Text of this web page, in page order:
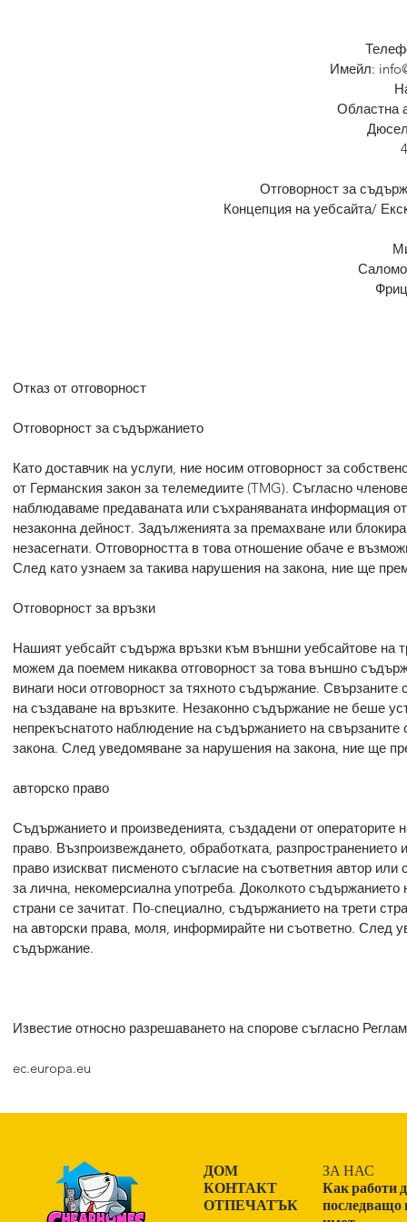
Имейл:
Областна
Отговорност за
Концепция на уебсайта/
Отказ от отговорност
Отговорност за съдържанието
Като доставчик на услуги, ние носим отговорност за
от Германския закон за телемедиите (TMG). Съгласно
наблюдаваме предаваната или съхраняваната информация
незаконна дейност. Задълженията за премахване или
незасегнати. Отговорността в това отношение обаче е
След като узнаем за такива нарушения на закона, ние ще
Отговорност за връзки
Нашият уебсайт съдържа връзки към външни уебсайтове на
можем да поемем никаква отговорност за това външно
винаги носи отговорност за тяхното съдържание.
на създаване на връзките. Незаконно съдържание не беше
непрекъснатото наблюдение на съдържанието на
закона. След уведомяване за нарушения на закона, ние ще
авторско право
Съдържанието и произведенията, създадени от операторите
право. Възпроизвеждането, обработката,
право изискват писменото съгласие на съответния автор
за лична, некомерсиална употреба. Доколкото съдържанието
страни се зачитат. По-специално, съдържанието на трети
на авторски права, моля, информирайте ни съответно. След
съдържание.
Известие относно разрешаването на спорове съгласно
ec.europa.eu
ЗА НАС
Как работи
последващо
ДОМ
КОНТАКТ
ОТПЕЧАТЪК